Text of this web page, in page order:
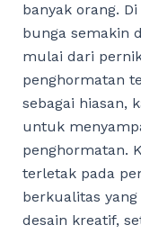
banyak orang.
bunga semakin
mulai dari
penghormatan
sebagai hiasan,
untuk
penghormatan.
terletak pada
berkualitas
desain kreatif,